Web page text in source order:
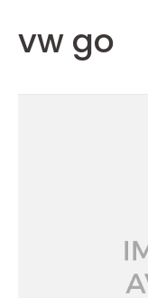
vw go